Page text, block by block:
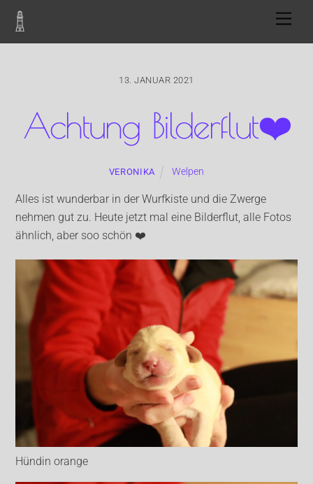
Skip
content
13. JANUAR 2021
Achtung Bilderflut❤️
VERONIKA Welpen
Alles ist wunderbar in der Wurfkiste und die Zwerge
nehmen gut zu. Heute jetzt mal eine Bilderflut, alle Fotos
ähnlich, aber soo schön ❤️
Hündin orange